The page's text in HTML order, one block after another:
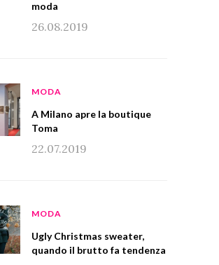
moda
26.08.2019
MODA
A Milano apre la boutique
Toma
22.07.2019
MODA
Ugly Christmas sweater,
quando il brutto fa tendenza